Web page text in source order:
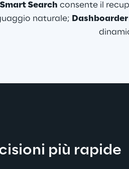
Smart Search consente il
naturale; Dashboarder
più rapide